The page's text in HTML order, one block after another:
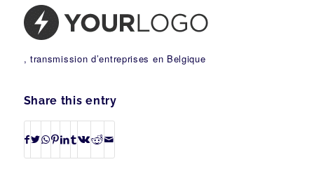
, transmission d’entreprises en Belgique
Share this entry